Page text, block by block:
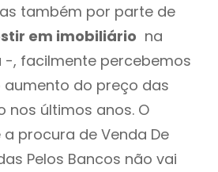
também por parte de
em imobiliário na
-, facilmente percebemos
aumento do preço das
nos últimos anos. O
procura de Venda De
Pelos Bancos não vai